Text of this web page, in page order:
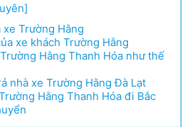
Trường Hằng
xe khách Trường Hằng
Hằng Thanh Hóa như thế
nhà xe Trường Hằng Đà Lạt
Hằng Thanh Hóa đi Bắc